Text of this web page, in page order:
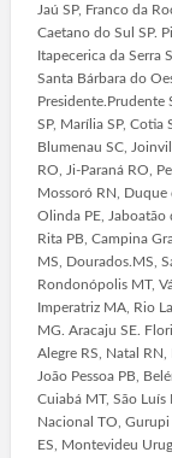
Jaú SP, Franco da
Caetano do Sul SP.
Itapecerica da Serra
Santa Bárbara do
Presidente.Prudente
SP, Marília SP, Cotia
Blumenau SC,
RO, Ji-Paraná RO,
Mossoró RN, Duque
Olinda PE, Jaboatão
Rita PB, Campina
MS, Dourados.MS,
Rondonópolis MT,
Imperatriz MA, Rio
MG. Aracaju SE.
Alegre RS, Natal RN,
João Pessoa PB,
Cuiabá MT, São
Nacional TO, Gurupi
ES, Montevideu